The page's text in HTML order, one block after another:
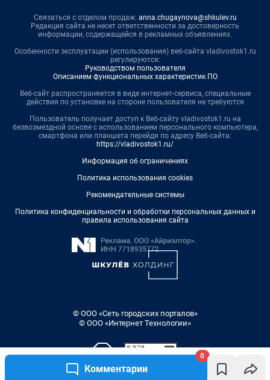
Комментарии
0
Связаться с отделом продаж: anna.chugaynova@shkulev.ru
Редакция сайта не несет ответственности за достоверность
информации, содержащейся в рекламных объявлениях.
Особенности эксплуатации (использования) веб-сайта vladivostok1.ru
регулируются:
Руководством пользователя
Описанием функциональных характеристик ПО
Веб-сайт распространяется в виде интернет-сервиса, специальные
действия по установке на стороне пользователя не требуются
Пользователь получает доступ к Веб-сайту vladivostok1.ru на
безвозмездной основе с использованием персонального компьютера,
смартфона или планшета перейдя по адресу Веб-сайта:
https://vladivostok1.ru/
Информация об ограничениях
Политика использования cookies
Рекомендательные системы
Политика конфиденциальности и обработки персональных данных и
правила использования сайта
© ООО «Сеть городских порталов»
© ООО «Интернет Технологии»